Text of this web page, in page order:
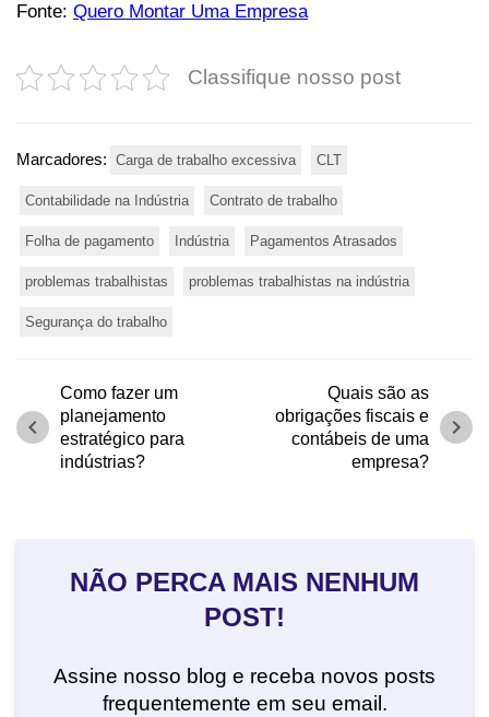
Fonte: Quero Montar Uma Empresa
Classifique nosso post
Marcadores: Carga de trabalho excessiva CLT
Contabilidade na Indústria Contrato de trabalho
Folha de pagamento Indústria Pagamentos Atrasados
problemas trabalhistas problemas trabalhistas na indústria
Segurança do trabalho
Como fazer um
planejamento
estratégico para
indústrias?
chevron_left
Quais são as
obrigações fiscais e
contábeis de uma
empresa?
chevron_right
NÃO PERCA MAIS NENHUM
POST!
Assine nosso blog e receba novos posts
frequentemente em seu email.